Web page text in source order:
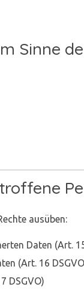
Sinne
ausüben:
Daten (Art.
(Art. 16
DSGVO)